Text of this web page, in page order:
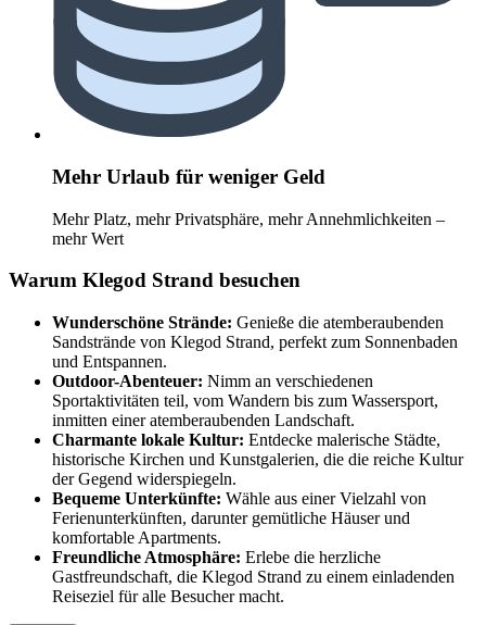
Mehr Urlaub für weniger Geld
Mehr Platz, mehr Privatsphäre, mehr Annehmlichkeiten –
mehr Wert
Warum Klegod Strand besuchen
Wunderschöne Strände: Genieße die atemberaubenden
Sandstrände von Klegod Strand, perfekt zum Sonnenbaden
und Entspannen.
Outdoor-Abenteuer: Nimm an verschiedenen
Sportaktivitäten teil, vom Wandern bis zum Wassersport,
inmitten einer atemberaubenden Landschaft.
Charmante lokale Kultur: Entdecke malerische Städte,
historische Kirchen und Kunstgalerien, die die reiche Kultur
der Gegend widerspiegeln.
Bequeme Unterkünfte: Wähle aus einer Vielzahl von
Ferienunterkünften, darunter gemütliche Häuser und
komfortable Apartments.
Freundliche Atmosphäre: Erlebe die herzliche
Gastfreundschaft, die Klegod Strand zu einem einladenden
Reiseziel für alle Besucher macht.